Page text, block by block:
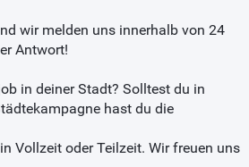
wir melden uns innerhalb von 24
Antwort!
in deiner Stadt? Solltest du in
hast du die
Vollzeit oder Teilzeit. Wir freuen uns